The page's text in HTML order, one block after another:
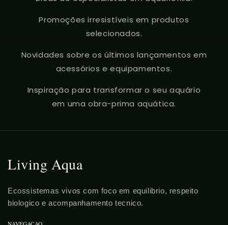
Promoções irresistíveis em produtos
selecionados.
Novidades sobre os últimos lançamentos em
acessórios e equipamentos.
Inspiração para transformar o seu aquário
em uma obra-prima aquática.
Living Aqua
Ecossistemas vivos com foco em equilibrio, respeito
biologico e acompanhamento tecnico.